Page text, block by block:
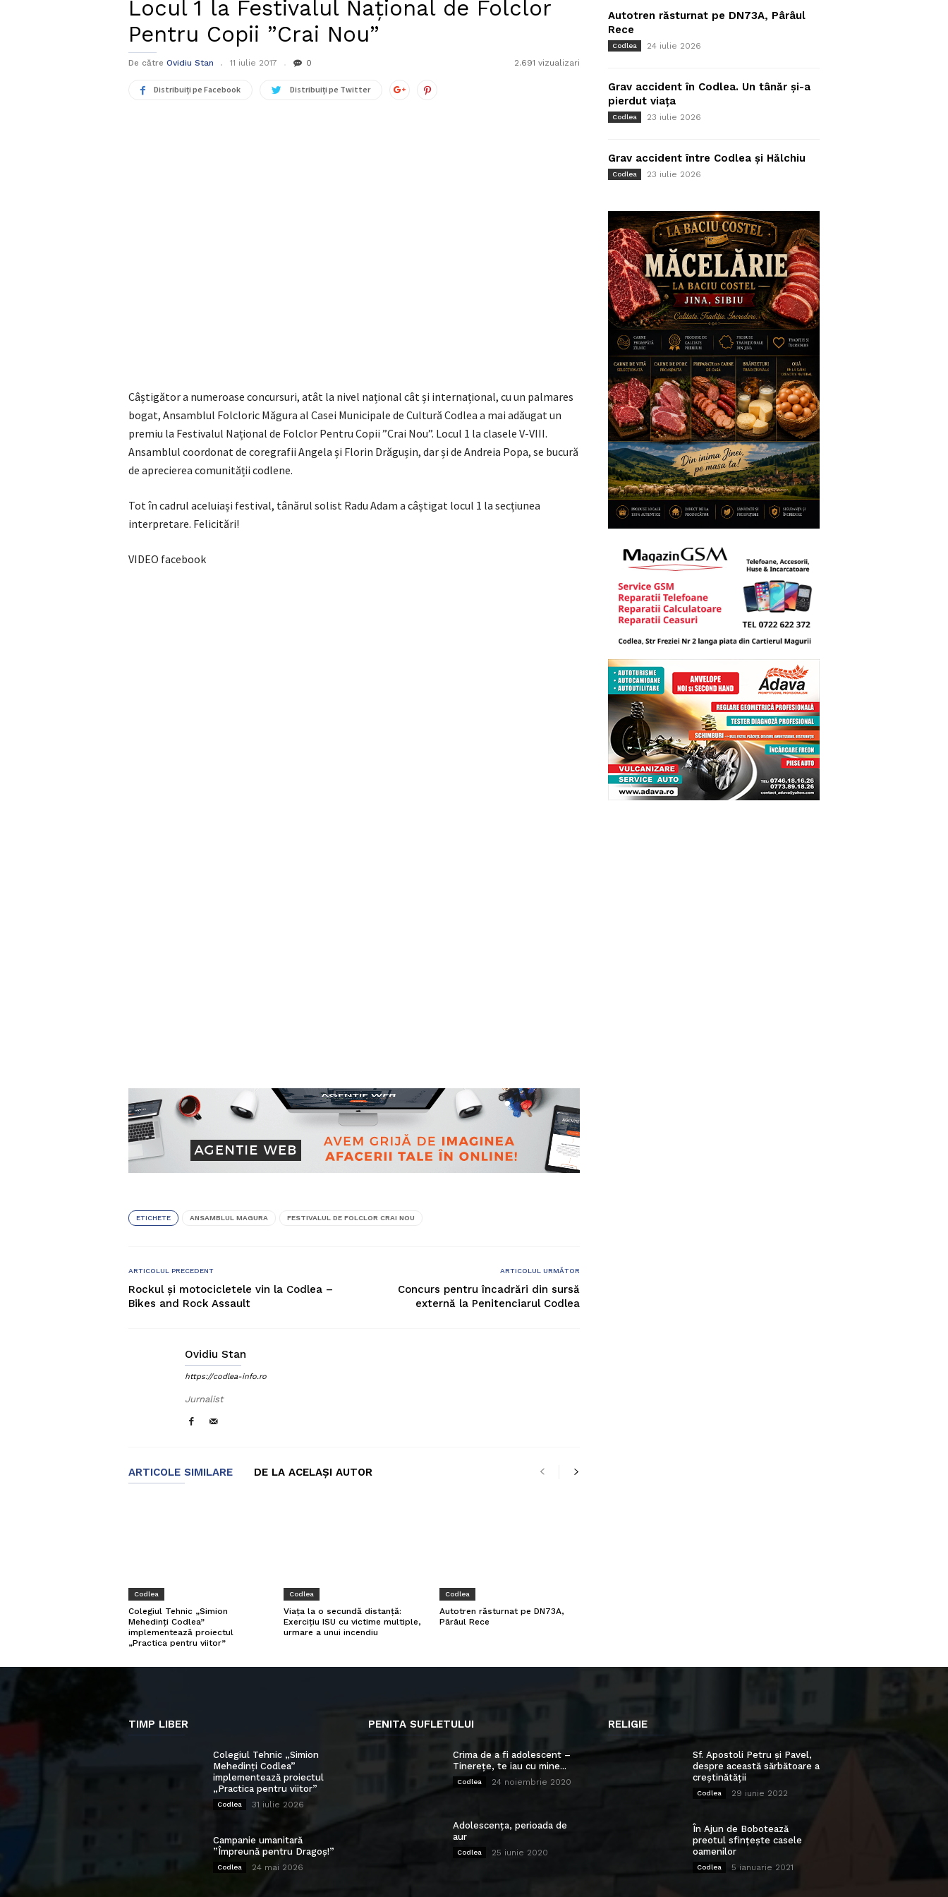
Locul 1 la Festivalul Național de Folclor
Pentru Copii ”Crai Nou”
De către Ovidiu Stan 11 iulie 2017 0 2.691 vizualizari
Distribuiți pe Facebook Distribuiți pe Twitter
Câștigător a numeroase concursuri, atât la nivel național cât și internațional, cu un palmares
bogat, Ansamblul Folcloric Măgura al Casei Municipale de Cultură Codlea a mai adăugat un
premiu la Festivalul Național de Folclor Pentru Copii ”Crai Nou”. Locul 1 la clasele V-VIII.
Ansamblul coordonat de coregrafii Angela și Florin Drăgușin, dar și de Andreia Popa, se bucură
de aprecierea comunității codlene.
Tot în cadrul aceluiași festival, tânărul solist Radu Adam a câștigat locul 1 la secțiunea
interpretare. Felicitări!
VIDEO facebook
ETICHETE ANSAMBLUL MAGURA FESTIVALUL DE FOLCLOR CRAI NOU
ARTICOLUL PRECEDENT
Rockul și motocicletele vin la Codlea –
Bikes and Rock Assault
ARTICOLUL URMĂTOR
Concurs pentru încadrări din sursă
externă la Penitenciarul Codlea
Ovidiu Stan
https://codlea-info.ro
Jurnalist
ARTICOLE SIMILARE DE LA ACELAȘI AUTOR
Codlea
Colegiul Tehnic „Simion
Mehedinți Codlea”
implementează proiectul
„Practica pentru viitor”
Codlea
Viața la o secundă distanță:
Exercițiu ISU cu victime multiple,
urmare a unui incendiu
Codlea
Autotren răsturnat pe DN73A,
Pârâul Rece
Autotren răsturnat pe DN73A, Pârâul
Rece
Codlea 24 iulie 2026
Grav accident în Codlea. Un tânăr și-a
pierdut viața
Codlea 23 iulie 2026
Grav accident între Codlea și Hălchiu
Codlea 23 iulie 2026
TIMP LIBER
Colegiul Tehnic „Simion
Mehedinți Codlea”
implementează proiectul
„Practica pentru viitor”
Codlea 31 iulie 2026
Campanie umanitară
”Împreună pentru Dragoș!”
Codlea 24 mai 2026
PENITA SUFLETULUI
Crima de a fi adolescent –
Tinerețe, te iau cu mine...
Codlea 24 noiembrie 2020
Adolescența, perioada de
aur
Codlea 25 iunie 2020
RELIGIE
Sf. Apostoli Petru și Pavel,
despre această sărbătoare a
creștinătății
Codlea 29 iunie 2022
În Ajun de Bobotează
preotul sfințește casele
oamenilor
Codlea 5 ianuarie 2021